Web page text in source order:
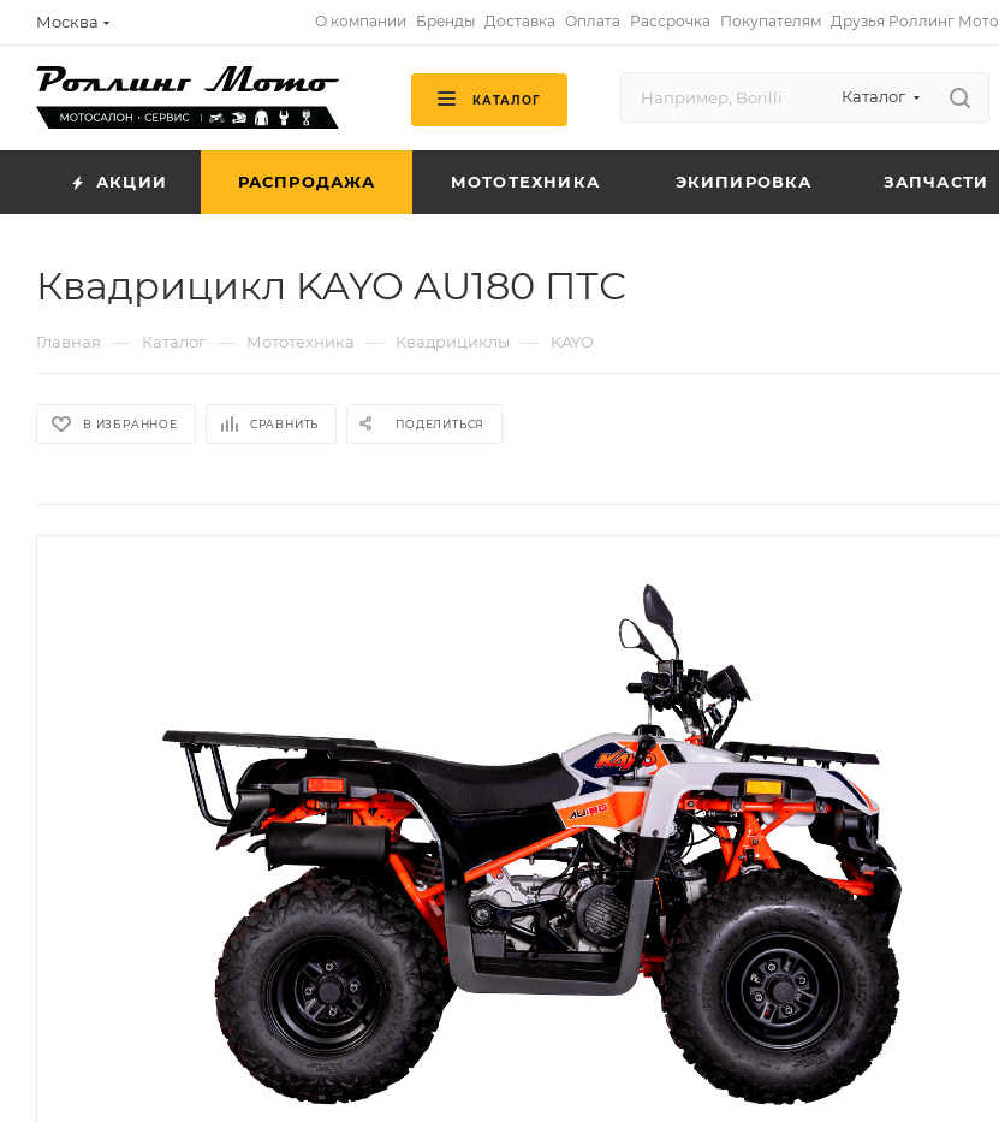
Москва О компании Бренды Доставка Оплата Рассрочка Покупателям Друзья Роллинг Мото
КАТАЛОГ Каталог
АКЦИИ РАСПРОДАЖА МОТОТЕХНИКА ЭКИПИРОВКА ЗАПЧАСТИ
Квадрицикл KAYO AU180 ПТС
Главная — Каталог — Мототехника — Квадрициклы — KAYO
В ИЗБРАННОЕ СРАВНИТЬ ПОДЕЛИТЬСЯ